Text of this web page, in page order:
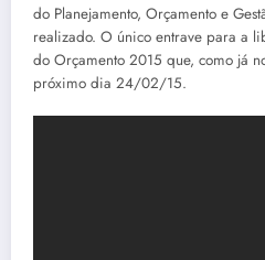
do Planejamento, Orçamento e
realizado. O único entrave para a
do Orçamento 2015 que, como já
próximo dia 24/02/15.